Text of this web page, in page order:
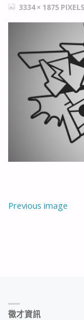
FULL3334 × 1875 PIXELS
Previous image
徵才資訊